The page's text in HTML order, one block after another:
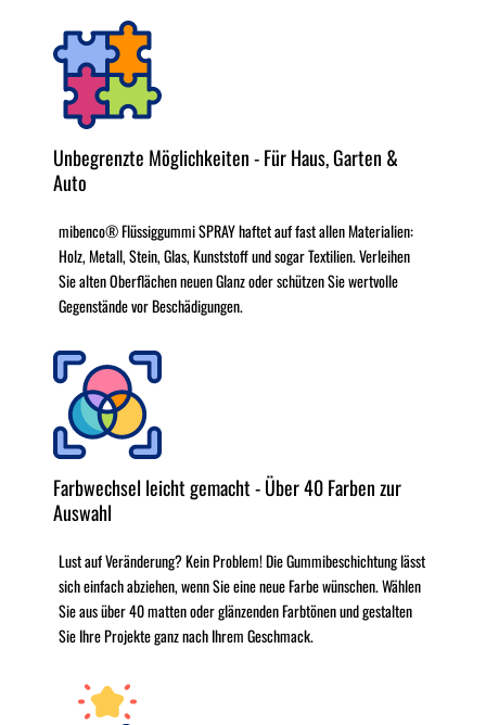
Unbegrenzte Möglichkeiten - Für Haus, Garten &
Auto
mibenco® Flüssiggummi SPRAY haftet auf fast allen Materialien:
Holz, Metall, Stein, Glas, Kunststoff und sogar Textilien. Verleihen
Sie alten Oberflächen neuen Glanz oder schützen Sie wertvolle
Gegenstände vor Beschädigungen.
Farbwechsel leicht gemacht - Über 40 Farben zur
Auswahl
Lust auf Veränderung? Kein Problem! Die Gummibeschichtung lässt
sich einfach abziehen, wenn Sie eine neue Farbe wünschen. Wählen
Sie aus über 40 matten oder glänzenden Farbtönen und gestalten
Sie Ihre Projekte ganz nach Ihrem Geschmack.